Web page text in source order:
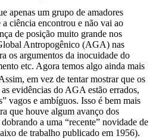
apenas um grupo de amadores
ciência encontrou e não vai ao
de posição muito grande nos
Antropogênico (AGA) nas
os argumentos da inocuidade do
etc. Agora temos algo ainda mais
em vez de tentar mostrar que os
evidências do AGA estão errados,
vagos e ambíguos. Isso é bem mais
que houve algum avanço dos
a uma “recente” novidade de
de trabalho publicado em 1956).